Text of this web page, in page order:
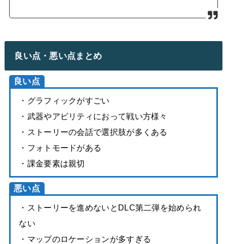
良い点・悪い点まとめ
良い点
・グラフィックがすごい
・武器やアビリティにおって戦い方様々
・ストーリーの会話で選択肢が多くある
・フォトモードがある
・課金要素は親切
悪い点
・ストーリーを進めないとDLC第二弾を始められ
ない
・マップのロケーションが多すぎる